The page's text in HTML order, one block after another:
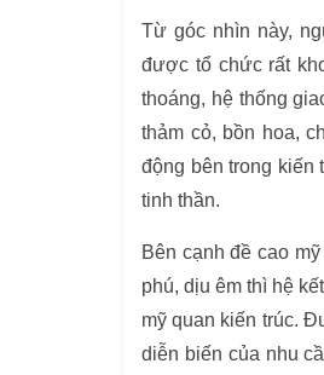
Từ góc nhìn này,
được tổ chức rất
thoáng, hệ thống
thảm cỏ, bồn hoa,
động bên trong kiến
tinh thần.
Bên cạnh đề cao
phú, dịu êm thì hệ
mỹ quan kiến trúc.
diễn biến của nhu